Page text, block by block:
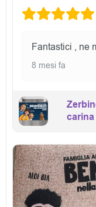
Fantastici , ne
8 mesi fa
carina